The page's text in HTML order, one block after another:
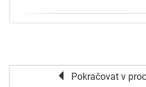
Pokračovat v